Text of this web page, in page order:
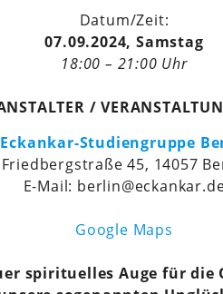
Datum/Zeit:
07.09.2024, Samstag
18:00 – 21:00 Uhr
/
Eckankar-Studiengruppe
Friedbergstraße 45, 14057
E-Mail:
Google Maps
spirituelles Auge für die